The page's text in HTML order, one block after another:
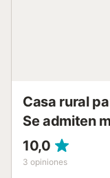
familiares. Dis...
Casa rural
Se admiten
10,0
3 opiniones